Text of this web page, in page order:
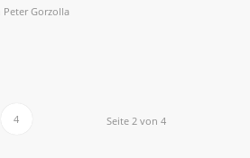
Peter Gorzolla
Seite 2 von 4
4